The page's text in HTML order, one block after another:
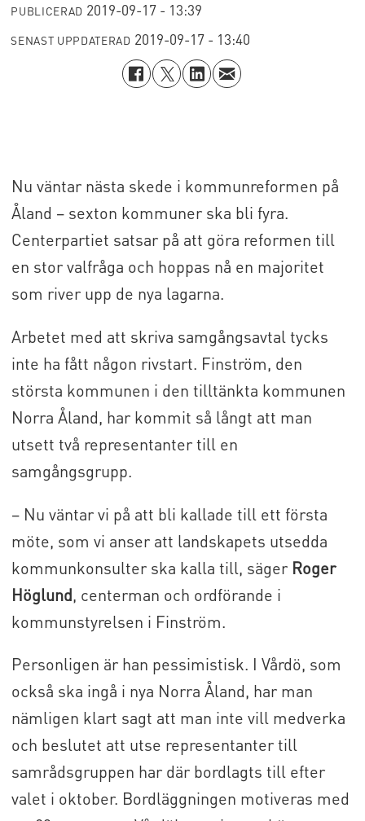
PUBLICERAD 2019-09-17 - 13:39
SENAST UPPDATERAD 2019-09-17 - 13:40
Nu väntar nästa skede i kommunreformen på
Åland – sexton kommuner ska bli fyra.
Centerpartiet satsar på att göra reformen till
en stor valfråga och hoppas nå en majoritet
som river upp de nya lagarna.
Arbetet med att skriva samgångsavtal tycks
inte ha fått någon rivstart. Finström, den
största kommunen i den tilltänkta kommunen
Norra Åland, har kommit så långt att man
utsett två representanter till en
samgångsgrupp.
– Nu väntar vi på att bli kallade till ett första
möte, som vi anser att landskapets utsedda
kommunkonsulter ska kalla till, säger Roger
Höglund, centerman och ordförande i
kommunstyrelsen i Finström.
Personligen är han pessimistisk. I Vårdö, som
också ska ingå i nya Norra Åland, har man
nämligen klart sagt att man inte vill medverka
och beslutet att utse representanter till
samrådsgruppen har där bordlagts till efter
valet i oktober. Bordläggningen motiveras med